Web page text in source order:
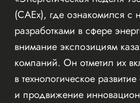
(CAEx), где ознакомился с
разработками в сфере
внимание экспозициям
компаний. Он отметил их
в технологическое
и продвижение